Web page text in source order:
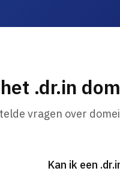
.dr.in
vragen over
Kan ik een